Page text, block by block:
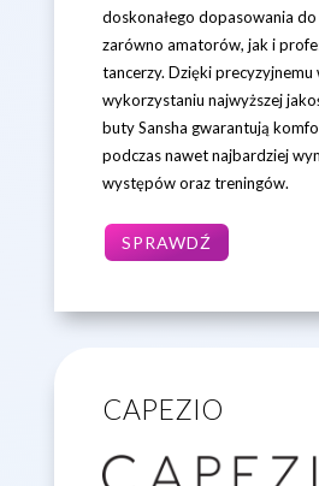
doskonałego dopasowania
zarówno amatorów, jak i
tancerzy. Dzięki precyzyjnemu
wykorzystaniu najwyższej
buty Sansha gwarantują
podczas nawet najbardziej
występów oraz treningów.
SPRAWDŹ
CAPEZIO